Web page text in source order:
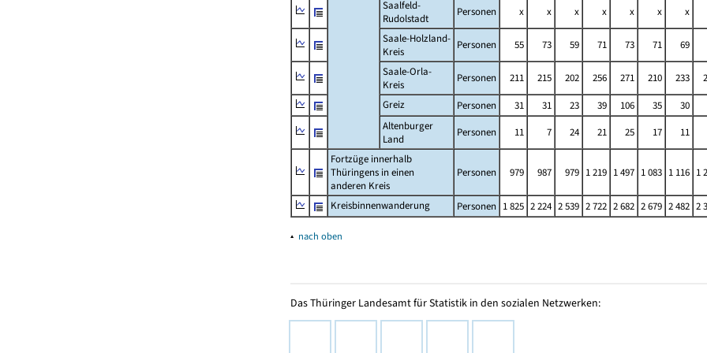
Saalfeld-
Rudolstadt
Personen x x x x x x x
Saale-Holzland-
Kreis
Personen 55 73 59 71 73 71 69
Saale-Orla-
Kreis
Personen 211 215 202 256 271 210 233
Greiz
Personen 31 31 23 39 106 35 30
Altenburger
Land
Personen 11 7 24 21 25 17 11
Fortzüge innerhalb
Thüringens in einen
anderen Kreis
Personen 979 987 979 1 219 1 497 1 083 1 116 1
Kreisbinnenwanderung Personen 1 825 2 224 2 539 2 722 2 682 2 679 2 482 2
▴ nach oben
Das Thüringer Landesamt für Statistik in den sozialen Netzwerken: